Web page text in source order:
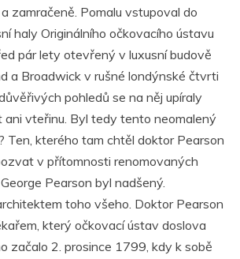
zamračeně. Pomalu vstupoval do
haly Originálního očkovacího ústavu
pár lety otevřený v luxusní budově
a Broadwick v rušné londýnské čtvrti
pohledů se na něj upíraly
ani vteřinu. Byl tedy tento neomalený
Ten, kterého tam chtěl doktor Pearson
v přítomnosti renomovaných
Pearson byl nadšený.
toho všeho. Doktor Pearson
který očkovací ústav doslova
začalo 2. prosince 1799, kdy k sobě